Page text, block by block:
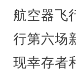
航空器飞
行第六场
现幸存者